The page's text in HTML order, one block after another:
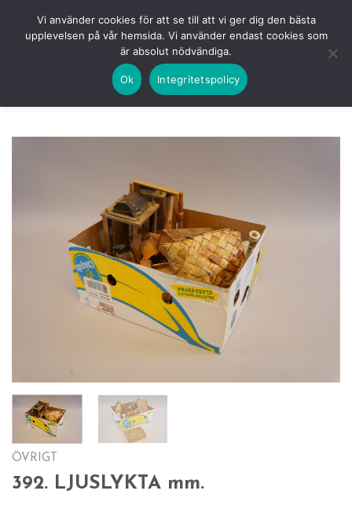
KOMMANDE LOGGA IN
ÖVRIGT
392. LJUSLYKTA mm.
Vi använder cookies för att se till att vi ger dig den bästa
upplevelsen på vår hemsida. Vi använder endast cookies som
är absolut nödvändiga.
Ok Integritetspolicy